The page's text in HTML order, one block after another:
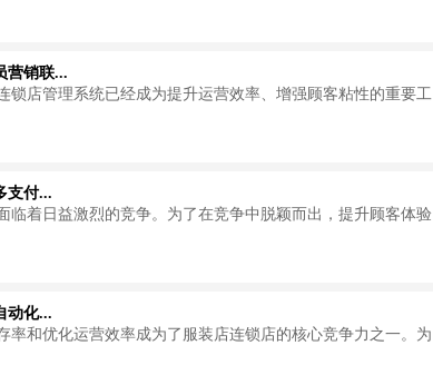
营销联...
锁店管理系统已经成为提升运营效率、增强顾客粘性的重要工
支付...
临着日益激烈的竞争。为了在竞争中脱颖而出，提升顾客体验
动化...
率和优化运营效率成为了服装店连锁店的核心竞争力之一。为